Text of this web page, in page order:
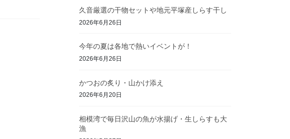
久音厳選の干物セットや地元平塚産しらす干し
2026年6月26日
今年の夏は各地で熱いイベントが！
2026年6月26日
かつおの炙り・山かけ添え
2026年6月20日
相模湾で毎日沢山の魚が水揚げ・生しらすも大
漁